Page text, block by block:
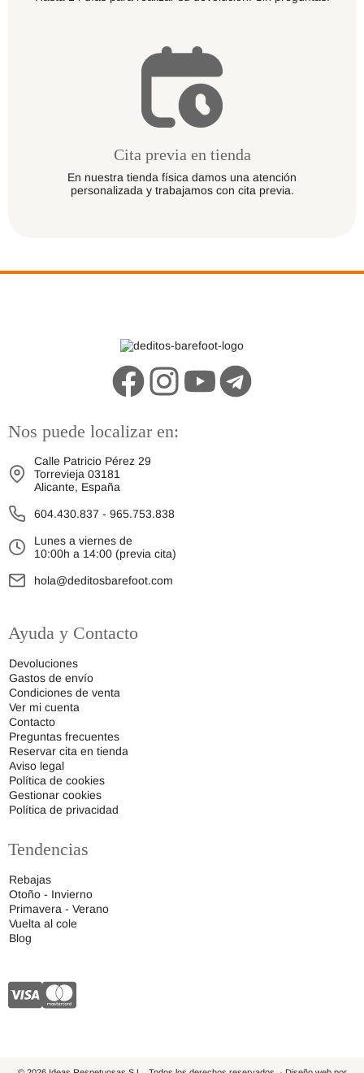
Cita previa en tienda
En nuestra tienda física damos una atención
personalizada y trabajamos con cita previa.
Nos puede localizar en:
Calle Patricio Pérez 29
Torrevieja 03181
Alicante, España
604.430.837 - 965.753.838
Lunes a viernes de
10:00h a 14:00 (previa cita)
hola@deditosbarefoot.com
Ayuda y Contacto
Devoluciones
Gastos de envío
Condiciones de venta
Ver mi cuenta
Contacto
Preguntas frecuentes
Reservar cita en tienda
Aviso legal
Política de cookies
Gestionar cookies
Política de privacidad
Tendencias
Rebajas
Otoño - Invierno
Primavera - Verano
Vuelta al cole
Blog